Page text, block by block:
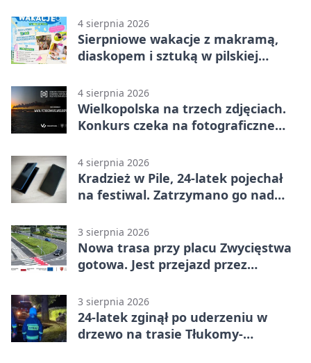
4 sierpnia 2026
Sierpniowe wakacje z makramą,
diaskopem i sztuką w pilskiej
4 sierpnia 2026
Wielkopolska na trzech zdjęciach.
Konkurs czeka na fotograficzne
4 sierpnia 2026
Kradzież w Pile, 24-latek pojechał
na festiwal. Zatrzymano go nad
3 sierpnia 2026
Nowa trasa przy placu Zwycięstwa
gotowa. Jest przejazd przez
3 sierpnia 2026
24-latek zginął po uderzeniu w
drzewo na trasie Tłukomy-